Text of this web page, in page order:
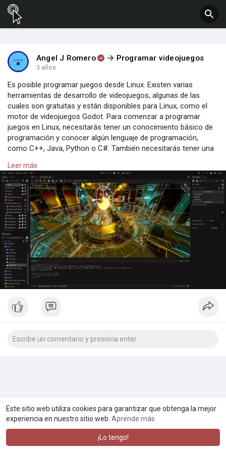
Este sitio web utiliza cookies para garantizar que obtenga la mejor
experiencia en nuestro sitio web. Aprende más
¡Lo tengo!
Angel J Romero Programar videojuegos
3 años
Es posible programar juegos desde Linux. Existen varias
herramientas de desarrollo de videojuegos, algunas de las
cuales son gratuitas y están disponibles para Linux, como el
motor de videojuegos Godot. Para comenzar a programar
juegos en Linux, necesitarás tener un conocimiento básico de
programación y conocer algún lenguaje de programación,
como C++, Java, Python o C#. También necesitarás tener una
sistema. Algunas herramientas de desarrollo de videojuegos
también requieren tener ciertas bibliotecas o dependencias que
deberás instalar. Pero en general, se puede desarrollar
videojuegos utilizando una distribución de Linux, aunque puede
haber algunas limitaciones dependiendo del motor de
videojuegos o herramienta que se utilice.
Leer más